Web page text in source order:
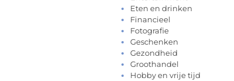
Eten en drinken
Financieel
Fotografie
Geschenken
Gezondheid
Groothandel
Hobby en vrije tijd